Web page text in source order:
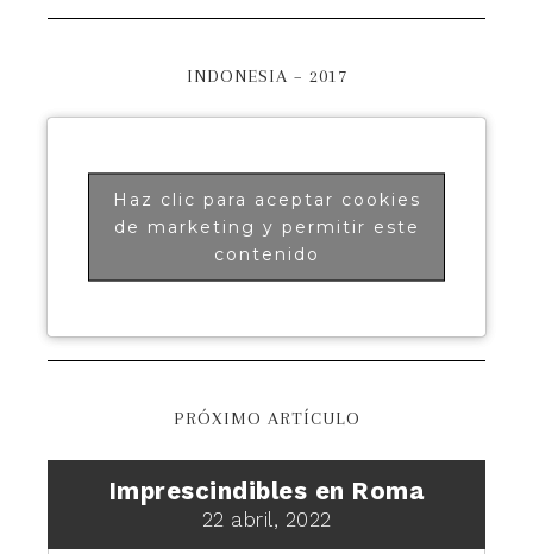
INDONESIA – 2017
Haz clic para aceptar cookies
de marketing y permitir este
contenido
PRÓXIMO ARTÍCULO
Imprescindibles en Roma
22 abril, 2022